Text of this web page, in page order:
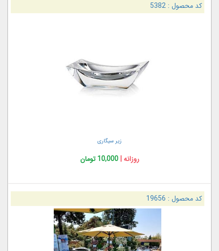
کد محصول :5382
زیر سیگاری
روزانه |10,000 تومان
کد محصول : 19656